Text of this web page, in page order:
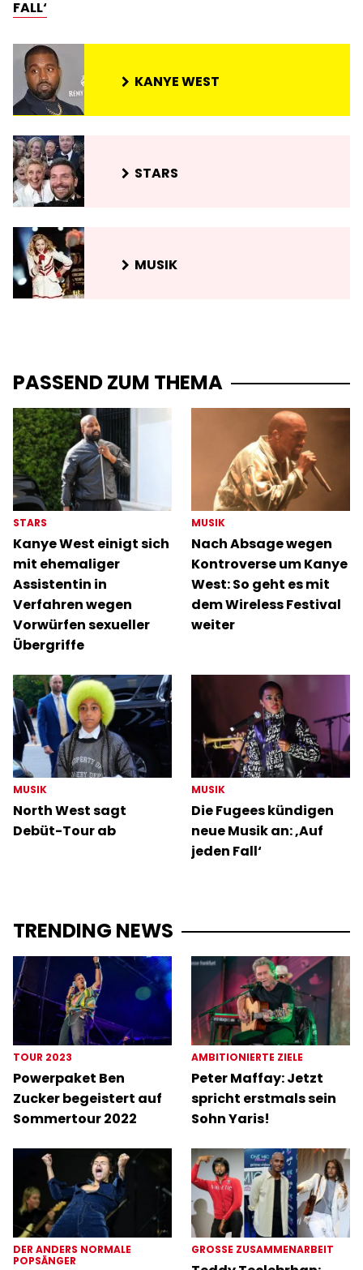
FALL‘
KANYE WEST
STARS
MUSIK
PASSEND ZUM THEMA
STARS
Kanye West einigt sich
mit ehemaliger
Assistentin in
Verfahren wegen
Vorwürfen sexueller
Übergriffe
MUSIK
Nach Absage wegen
Kontroverse um Kanye
West: So geht es mit
dem Wireless Festival
weiter
MUSIK
North West sagt
Debüt-Tour ab
MUSIK
Die Fugees kündigen
neue Musik an: ‚Auf
jeden Fall‘
TRENDING NEWS
TOUR 2023
Powerpaket Ben
Zucker begeistert auf
Sommertour 2022
AMBITIONIERTE ZIELE
Peter Maffay: Jetzt
spricht erstmals sein
Sohn Yaris!
DER ANDERS NORMALE
POPSÄNGER
GROSSE ZUSAMMENARBEIT